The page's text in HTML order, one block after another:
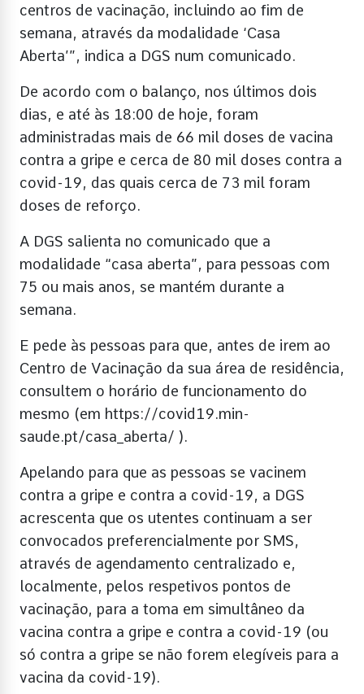
centros de vacinação, incluindo ao fim de
semana, através da modalidade ‘Casa
Aberta’”, indica a DGS num comunicado.
De acordo com o balanço, nos últimos dois
dias, e até às 18:00 de hoje, foram
administradas mais de 66 mil doses de vacina
contra a gripe e cerca de 80 mil doses contra a
covid-19, das quais cerca de 73 mil foram
doses de reforço.
A DGS salienta no comunicado que a
modalidade “casa aberta”, para pessoas com
75 ou mais anos, se mantém durante a
semana.
E pede às pessoas para que, antes de irem ao
Centro de Vacinação da sua área de residência,
consultem o horário de funcionamento do
mesmo (em https://covid19.min-
saude.pt/casa_aberta/ ).
Apelando para que as pessoas se vacinem
contra a gripe e contra a covid-19, a DGS
acrescenta que os utentes continuam a ser
convocados preferencialmente por SMS,
através de agendamento centralizado e,
localmente, pelos respetivos pontos de
vacinação, para a toma em simultâneo da
vacina contra a gripe e contra a covid-19 (ou
só contra a gripe se não forem elegíveis para a
vacina da covid-19).